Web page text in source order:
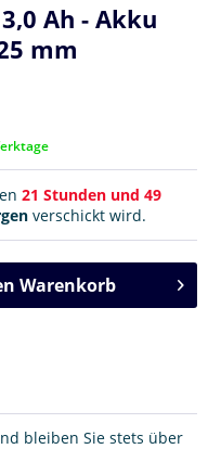
Ah - Akku
mm
21 Stunden und 49
verschickt wird.
Warenkorb
bleiben Sie stets über